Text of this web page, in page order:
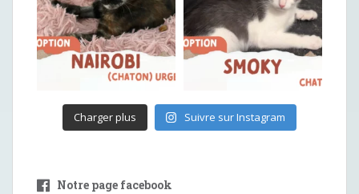
Charger plus Suivre sur Instagram
Notre page facebook